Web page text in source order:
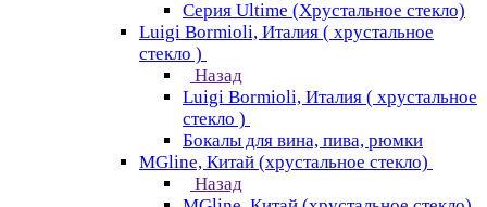
Серия Ultime (Хрустальное стекло)
Luigi Bormioli, Италия ( хрустальное
стекло )
Назад
Luigi Bormioli, Италия ( хрустальное
стекло )
Бокалы для вина, пива, рюмки
MGline, Китай (хрустальное стекло)
Назад